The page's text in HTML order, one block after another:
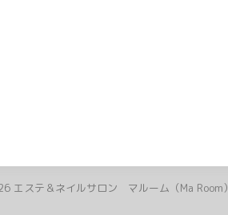
エステ＆ネイルサロン マルーム（Ma Room）